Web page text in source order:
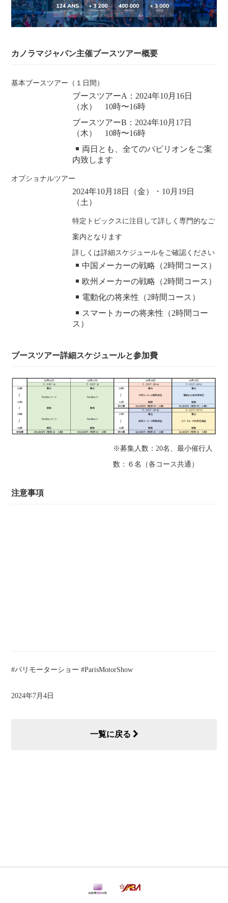
カノラマジャパン主催ブースツアー概要
基本ブースツアー（１日間）
ブースツアーA：2024年10月16日
（水） 10時〜16時
ブースツアーB：2024年10月17日
（木） 10時〜16時
両日とも、全てのパビリオンをご案
内致します
オプショナルツアー
2024年10月18日（金）・10月19日
（土）
特定トピックスに注目して詳しく専門的なご
案内となります
詳しくは詳細スケジュールをご確認ください
中国メーカーの戦略（2時間コース）
欧州メーカーの戦略（2時間コース）
電動化の将来性（2時間コース）
スマートカーの将来性（2時間コー
ス）
ブースツアー詳細スケジュールと参加費
※募集人数：20名、最小催行人
数：６名（各コース共通）
注意事項
#パリモーターショー #ParisMotorShow
2024年7月4日
一覧に戻る